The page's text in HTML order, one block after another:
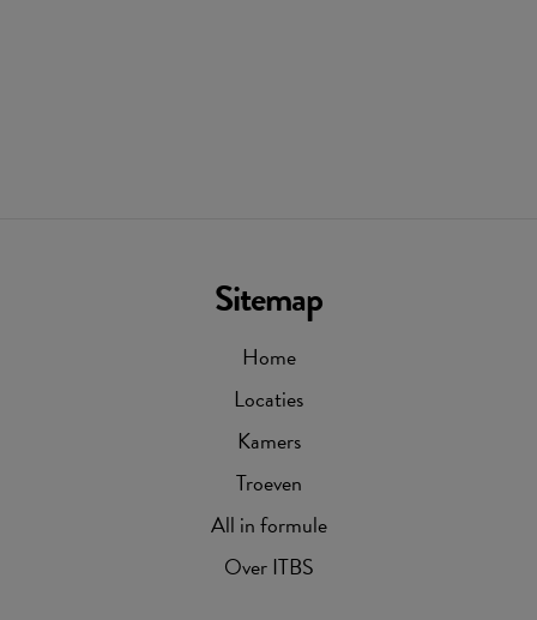
Sitemap
Home
Locaties
Kamers
Troeven
All in formule
Over ITBS